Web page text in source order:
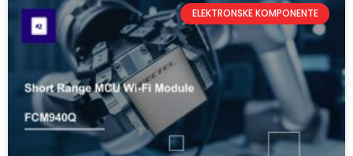
ELEKTRONSKE KOMPONENTE